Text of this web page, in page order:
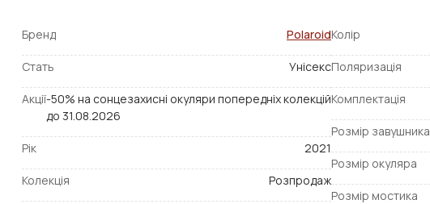
Бренд Polaroid
Стать Унісекс
Акції-50% на сонцезахисні окуляри попередніх колекцій
до 31.08.2026
Рік 2021
Колекція Розпродаж
Колір
Поляризація
Комплектація
Розмір завушника
Розмір окуляра
Розмір мостика